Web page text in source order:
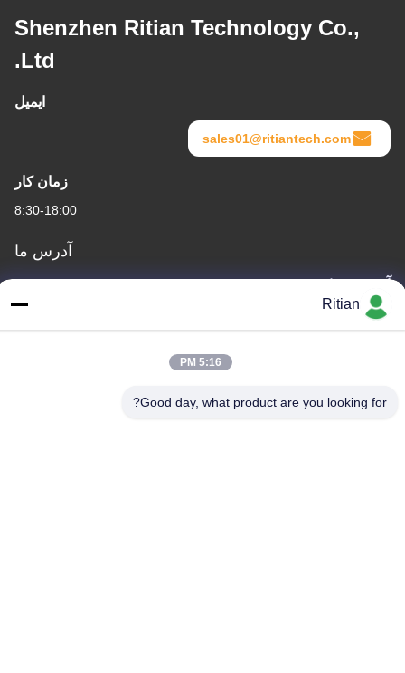
Shenzhen Ritian Technology Co.,
Ltd.
ایمیل
sales01@ritiantech.com
زمان کار
8:30-18:00
آدرس ما
آدرس شرکت
شماره 65 جاده سون نیان ، منطقه Longgang ، شنژن ، چین 518117
تلفن
Ritian
5:16 PM
Good day, what product are you looking for?